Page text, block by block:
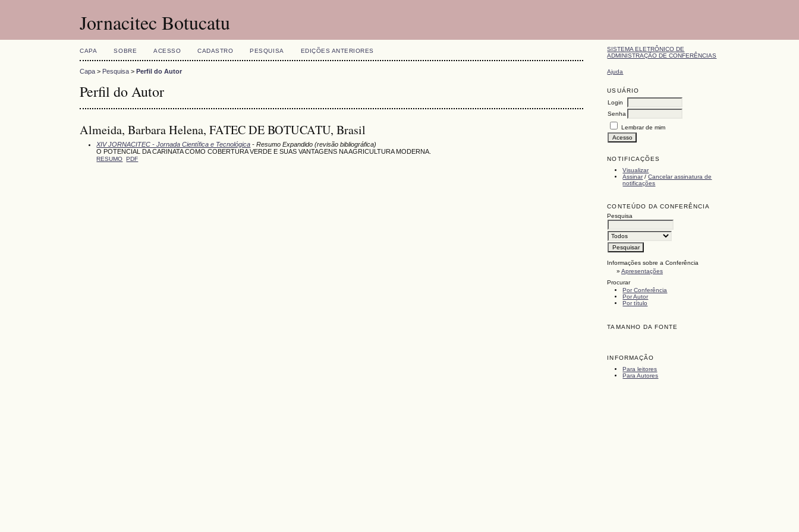
Jornacitec Botucatu
SISTEMA ELETRÔNICO DE
ADMINISTRAÇÃO DE CONFERÊNCIAS
Ajuda
USUÁRIO
Login
Senha
Lembrar de mim
NOTIFICAÇÕES
Visualizar
Assinar/Cancelar assinatura de
notificações
CONTEÚDO DA CONFERÊNCIA
Pesquisa
Informações sobre a Conferência
»Apresentações
Procurar
Por Conferência
Por Autor
Por título
TAMANHO DA FONTE
INFORMAÇÃO
Para leitores
Para Autores
CAPA SOBRE ACESSO CADASTRO PESQUISA EDIÇÕES ANTERIORES
Capa > Pesquisa >Perfil do Autor
Perfil do Autor
Almeida, Barbara Helena, FATEC DE BOTUCATU, Brasil
XIV JORNACITEC - Jornada Científica e Tecnológica - Resumo Expandido (revisão bibliográfica)
O POTENCIAL DA CARINATA COMO COBERTURA VERDE E SUAS VANTAGENS NA AGRICULTURA MODERNA.
RESUMO PDF